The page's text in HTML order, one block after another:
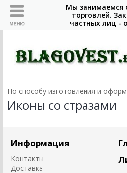
По способу изготовления и
Иконы со стразами
Информация
Контакты
Доставка